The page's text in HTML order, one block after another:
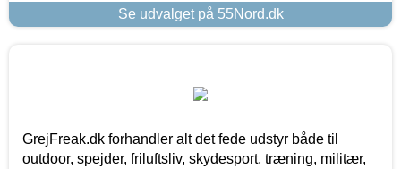
Se udvalget på 55Nord.dk
GrejFreak.dk forhandler alt det fede udstyr både til
outdoor, spejder, friluftsliv, skydesport, træning, militær,